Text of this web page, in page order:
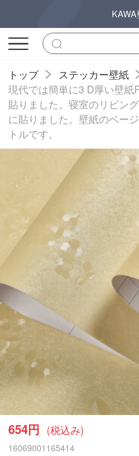
KAWA
トップ
ステッカー壁紙
現代では簡単に3 D厚い壁紙
貼りました。寝室のリビン
に貼りました。壁紙のベー
トルです。
654円 (税込み)
16069001165414